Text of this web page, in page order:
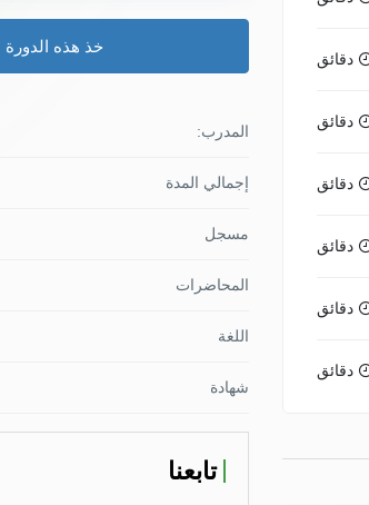
خذ هذه الدورة
المدرب:
إجمالي المدة
مسجل
المحاضرات
اللغة
شهادة
تابعنا